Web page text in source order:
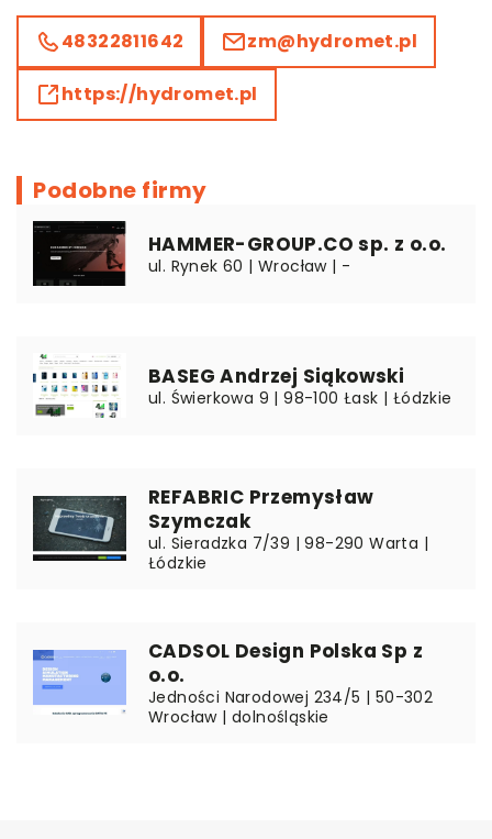
48322811642 zm@hydromet.pl
https://hydromet.pl
Podobne firmy
HAMMER-GROUP.CO sp. z o.o.
ul. Rynek 60 | Wrocław | -
BASEG Andrzej Siąkowski
ul. Świerkowa 9 | 98-100 Łask | Łódzkie
REFABRIC Przemysław
Szymczak
ul. Sieradzka 7/39 | 98-290 Warta |
Łódzkie
CADSOL Design Polska Sp z
o.o.
Jedności Narodowej 234/5 | 50-302
Wrocław | dolnośląskie